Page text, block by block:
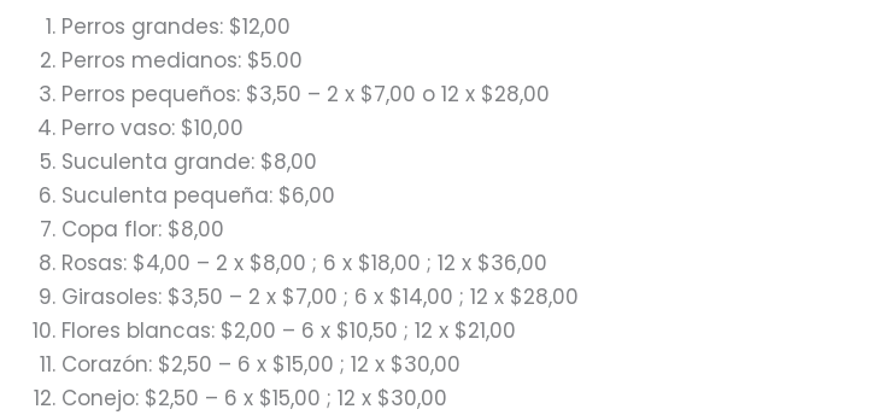
Perros grandes: $12,00
Perros medianos: $5.00
Perros pequeños: $3,50 – 2 x $7,00 o 12 x $28,00
Perro vaso: $10,00
Suculenta grande: $8,00
Suculenta pequeña: $6,00
Copa flor: $8,00
Rosas: $4,00 – 2 x $8,00 ; 6 x $18,00 ; 12 x $36,00
Girasoles: $3,50 – 2 x $7,00 ; 6 x $14,00 ; 12 x $28,00
Flores blancas: $2,00 – 6 x $10,50 ; 12 x $21,00
Corazón: $2,50 – 6 x $15,00 ; 12 x $30,00
Conejo: $2,50 – 6 x $15,00 ; 12 x $30,00